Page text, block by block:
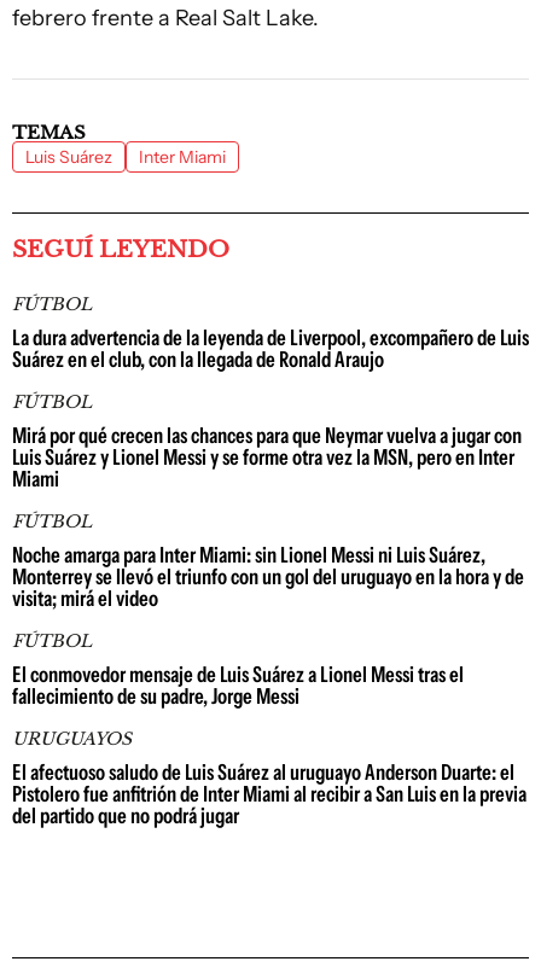
febrero frente a Real Salt Lake.
TEMAS
Luis Suárez Inter Miami
SEGUÍ LEYENDO
FÚTBOL
La dura advertencia de la leyenda de Liverpool, excompañero de Luis
Suárez en el club, con la llegada de Ronald Araujo
FÚTBOL
Mirá por qué crecen las chances para que Neymar vuelva a jugar con
Luis Suárez y Lionel Messi y se forme otra vez la MSN, pero en Inter
Miami
FÚTBOL
Noche amarga para Inter Miami: sin Lionel Messi ni Luis Suárez,
Monterrey se llevó el triunfo con un gol del uruguayo en la hora y de
visita; mirá el video
FÚTBOL
El conmovedor mensaje de Luis Suárez a Lionel Messi tras el
fallecimiento de su padre, Jorge Messi
URUGUAYOS
El afectuoso saludo de Luis Suárez al uruguayo Anderson Duarte: el
Pistolero fue anfitrión de Inter Miami al recibir a San Luis en la previa
del partido que no podrá jugar